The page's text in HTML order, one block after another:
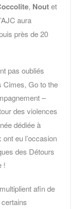
, Noutet
aura
près de 20
pas oubliés
Cimes, Go to the
–
des violences
dédiée à
ont eu l’occasion
des Détours
!
afin de